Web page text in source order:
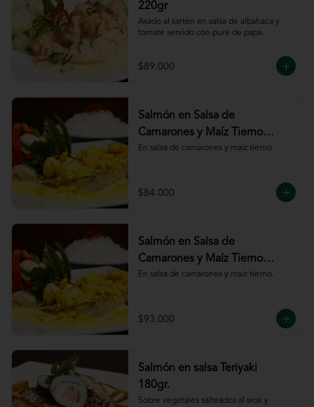
220gr
Asado al sartén en salsa de albahaca y
tomate servido con puré de papa.
$89.000
Salmón en Salsa de
Camarones y Maíz Tierno
180gr
En salsa de camarones y maíz tierno.
$84.000
Salmón en Salsa de
Camarones y Maíz Tierno
220gr
En salsa de camarones y maíz tierno.
$93.000
Salmón en salsa Teriyaki
180gr.
Sobre vegetales salteados al wok y